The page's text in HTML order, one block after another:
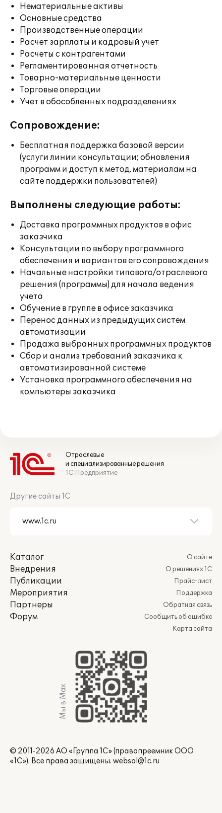
Нематериальные активы
Основные средства
Производственные операции
Расчет зарплаты и кадровый учет
Расчеты с контрагентами
Регламентированная отчетность
Товарно-материальные ценности
Торговые операции
Учет в обособленных подразделениях
Сопровождение:
Бесплатная поддержка базовой версии
(услуги линии консультации; обновления
программ и доступ к метод. материалам на
сайте поддержки пользователей)
Выполнены следующие работы:
Доставка программных продуктов в офис
заказчика
Консультации по выбору программного
обеспечения и вариантов его сопровождения
Начальные настройки типового/отраслевого
решения (программы) для начала ведения
учета
Обучение в группе в офисе заказчика
Перенос данных из предыдущих систем
автоматизации
Продажа выбранных программных продуктов
Сбор и анализ требований заказчика к
автоматизированной системе
Установка программного обеспечения на
компьютеры заказчика
Отраслевые
и специализированные решения
1С:Предприятие
Другие сайты 1С
Каталог
Внедрения
Публикации
Мероприятия
Партнеры
Форум
О сайте
О решениях 1С
Прайс-лист
Поддержка
Обратная связь
Сообщить об ошибке
Карта сайта
Мы в Max
© 2011-2026 АО «Группа 1С» (правопреемник ООО
«1С»). Все права защищены. websol@1c.ru